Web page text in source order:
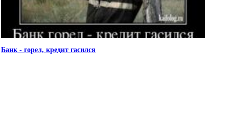
Банк - горел, кредит гасился